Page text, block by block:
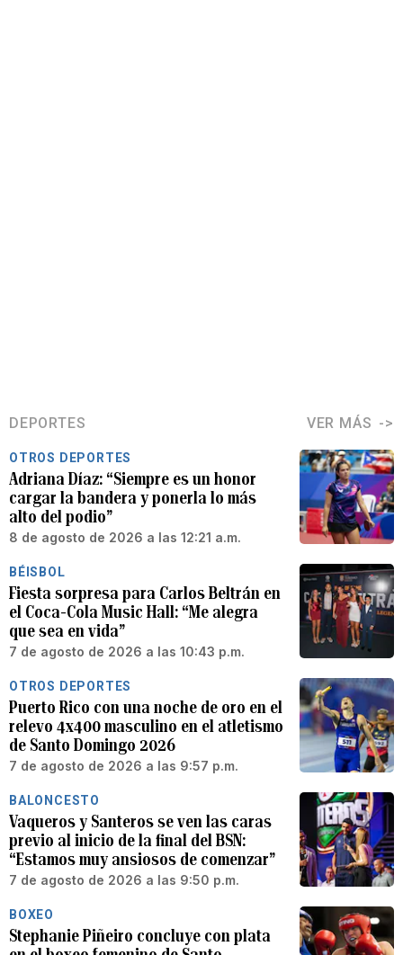
DEPORTES VER MÁS
OTROS DEPORTES
Adriana Díaz: “Siempre es un honor
cargar la bandera y ponerla lo más
alto del podio”
8 de agosto de 2026 a las 12:21 a.m.
BÉISBOL
Fiesta sorpresa para Carlos Beltrán en
el Coca-Cola Music Hall: “Me alegra
que sea en vida”
7 de agosto de 2026 a las 10:43 p.m.
OTROS DEPORTES
Puerto Rico con una noche de oro en el
relevo 4x400 masculino en el atletismo
de Santo Domingo 2026
7 de agosto de 2026 a las 9:57 p.m.
BALONCESTO
Vaqueros y Santeros se ven las caras
previo al inicio de la final del BSN:
“Estamos muy ansiosos de comenzar”
7 de agosto de 2026 a las 9:50 p.m.
BOXEO
Stephanie Piñeiro concluye con plata